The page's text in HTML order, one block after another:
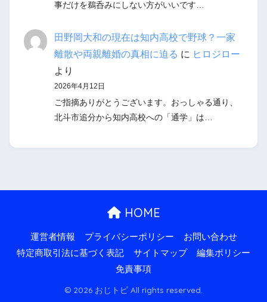
事だけを鵜呑みにしない方がいいです…
田野岡大和の現在は知内高校で野球？一家
離散や両親離婚の真相に迫る に ヒロジロー
より
2026年4月12日
ご指摘ありがとうございます。おっしゃる通り、
北斗市追分から知内高校への「通学」は…
HOME
運営者情報 プライバシーポリシー
お問い合わせ
特定商取引法に基づく表記
サイトマップ
編集ポリシー
免責事項
© 2026 おじトピ All rights reserved.